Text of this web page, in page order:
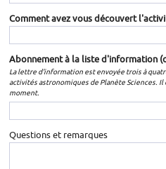
Comment avez vous découvert
Abonnement à la liste d'information
La lettre d'information est envoyée trois à
activités astronomiques de Planète Sciences.
moment.
Questions et remarques